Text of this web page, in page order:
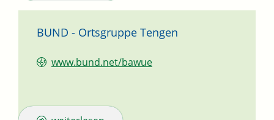
BUND - Ortsgruppe Tengen
www.bund.net/bawue